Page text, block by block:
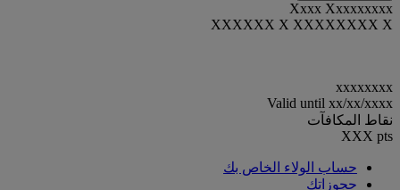
Xxxx Xxxxxxxxx
XXXXXX X XXXXXXXX X
xxxxxxxx
Valid until xx/xx/xxxx
نقاط المكافآت
XXX pts
حساب الولاء الخاص بك
حجوزاتك